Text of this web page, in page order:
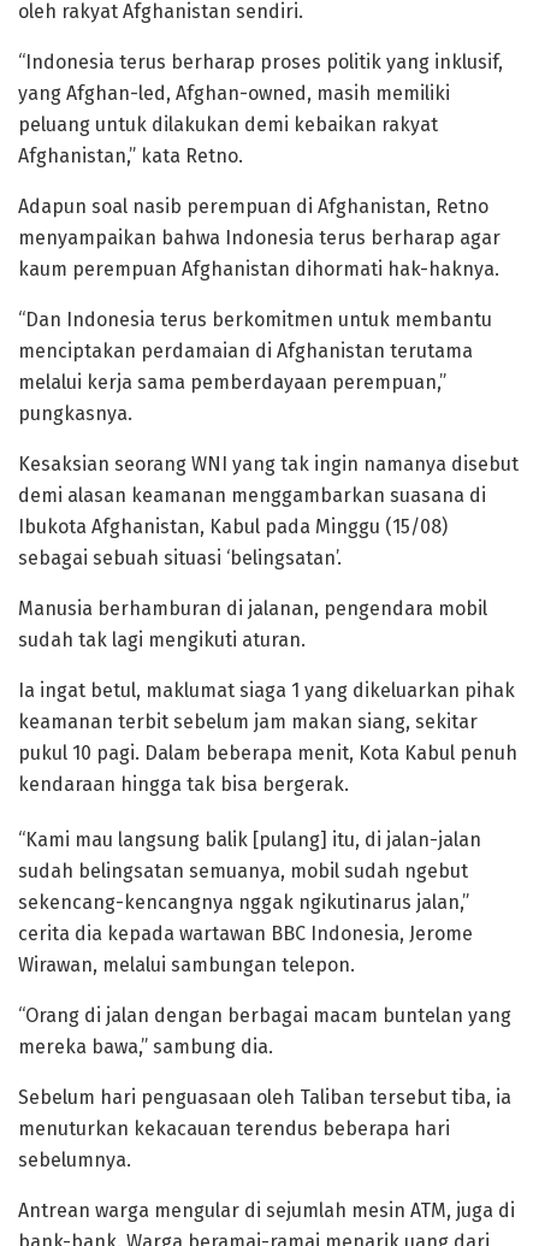
oleh rakyat Afghanistan sendiri.
“Indonesia terus berharap proses politik yang inklusif,
yang Afghan-led, Afghan-owned, masih memiliki
peluang untuk dilakukan demi kebaikan rakyat
Afghanistan,” kata Retno.
Adapun soal nasib perempuan di Afghanistan, Retno
menyampaikan bahwa Indonesia terus berharap agar
kaum perempuan Afghanistan dihormati hak-haknya.
“Dan Indonesia terus berkomitmen untuk membantu
menciptakan perdamaian di Afghanistan terutama
melalui kerja sama pemberdayaan perempuan,”
pungkasnya.
Kesaksian seorang WNI yang tak ingin namanya disebut
demi alasan keamanan menggambarkan suasana di
Ibukota Afghanistan, Kabul pada Minggu (15/08)
sebagai sebuah situasi ‘belingsatan’.
Manusia berhamburan di jalanan, pengendara mobil
sudah tak lagi mengikuti aturan.
Ia ingat betul, maklumat siaga 1 yang dikeluarkan pihak
keamanan terbit sebelum jam makan siang, sekitar
pukul 10 pagi. Dalam beberapa menit, Kota Kabul penuh
kendaraan hingga tak bisa bergerak.
“Kami mau langsung balik [pulang] itu, di jalan-jalan
sudah belingsatan semuanya, mobil sudah ngebut
sekencang-kencangnya nggak ngikutinarus jalan,”
cerita dia kepada wartawan BBC Indonesia, Jerome
Wirawan, melalui sambungan telepon.
“Orang di jalan dengan berbagai macam buntelan yang
mereka bawa,” sambung dia.
Sebelum hari penguasaan oleh Taliban tersebut tiba, ia
menuturkan kekacauan terendus beberapa hari
sebelumnya.
Antrean warga mengular di sejumlah mesin ATM, juga di